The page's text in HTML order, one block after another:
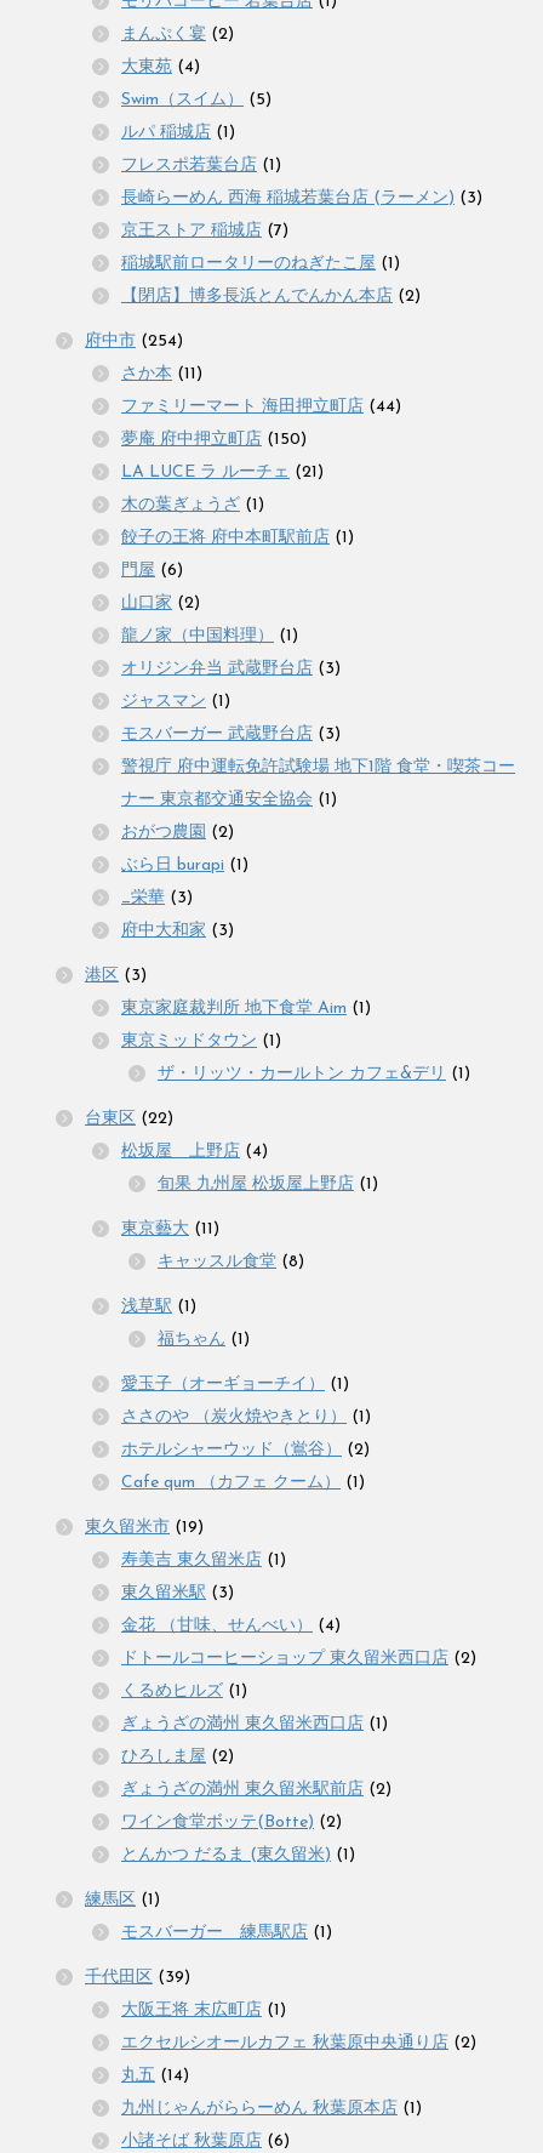
まんぷく宴 (2)
大東苑 (4)
Swim（スイム）
(5)
ルパ 稲城店 (1)
フレスポ若葉台店 (1)
長崎らーめん 西海 稲城若葉台店 (ラーメン) (3)
京王ストア 稲城店 (7)
稲城駅前ロータリーのねぎたこ屋 (1)
【閉店】博多長浜とんでんかん本店 (2)
府中市 (254)
さか本 (11)
ファミリーマート 海田押立町店 (44)
夢庵 府中押立町店 (150)
LA LUCE ラ ルーチェ (21)
木の葉ぎょうざ (1)
餃子の王将 府中本町駅前店 (1)
門屋 (6)
山口家 (2)
龍ノ家（中国料理）
(1)
オリジン弁当 武蔵野台店 (3)
ジャスマン (1)
モスバーガー 武蔵野台店 (3)
警視庁 府中運転免許試験場 地下1階 食堂・喫茶コー
ナー 東京都交通安全協会 (1)
おがつ農園 (2)
ぶら日 burapi (1)
_栄華 (3)
府中大和家 (3)
港区 (3)
東京家庭裁判所 地下食堂 Aim (1)
東京ミッドタウン (1)
ザ・リッツ・カールトン カフェ&デリ (1)
台東区 (22)
松坂屋 上野店 (4)
旬果 九州屋 松坂屋上野店 (1)
東京藝大 (11)
キャッスル食堂 (8)
浅草駅 (1)
福ちゃん (1)
愛玉子（オーギョーチイ）
(1)
ささのや （炭火焼やきとり）
(1)
ホテルシャーウッド（鴬谷）
(2)
Cafe qum （カフェ クーム）
(1)
東久留米市 (19)
寿美吉 東久留米店 (1)
東久留米駅 (3)
金花 （甘味、せんべい）
(4)
ドトールコーヒーショップ 東久留米西口店 (2)
くるめヒルズ (1)
ぎょうざの満州 東久留米西口店 (1)
ひろしま屋 (2)
ぎょうざの満州 東久留米駅前店 (2)
ワイン食堂ボッテ(Botte) (2)
とんかつ だるま (東久留米) (1)
練馬区 (1)
モスバーガー 練馬駅店 (1)
千代田区 (39)
大阪王将 末広町店 (1)
エクセルシオールカフェ 秋葉原中央通り店 (2)
丸五 (14)
九州じゃんがららーめん 秋葉原本店 (1)
小諸そば 秋葉原店 (6)